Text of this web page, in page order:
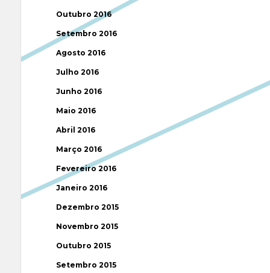
Outubro 2016
Setembro 2016
Agosto 2016
Julho 2016
Junho 2016
Maio 2016
Abril 2016
Março 2016
Fevereiro 2016
Janeiro 2016
Dezembro 2015
Novembro 2015
Outubro 2015
Setembro 2015